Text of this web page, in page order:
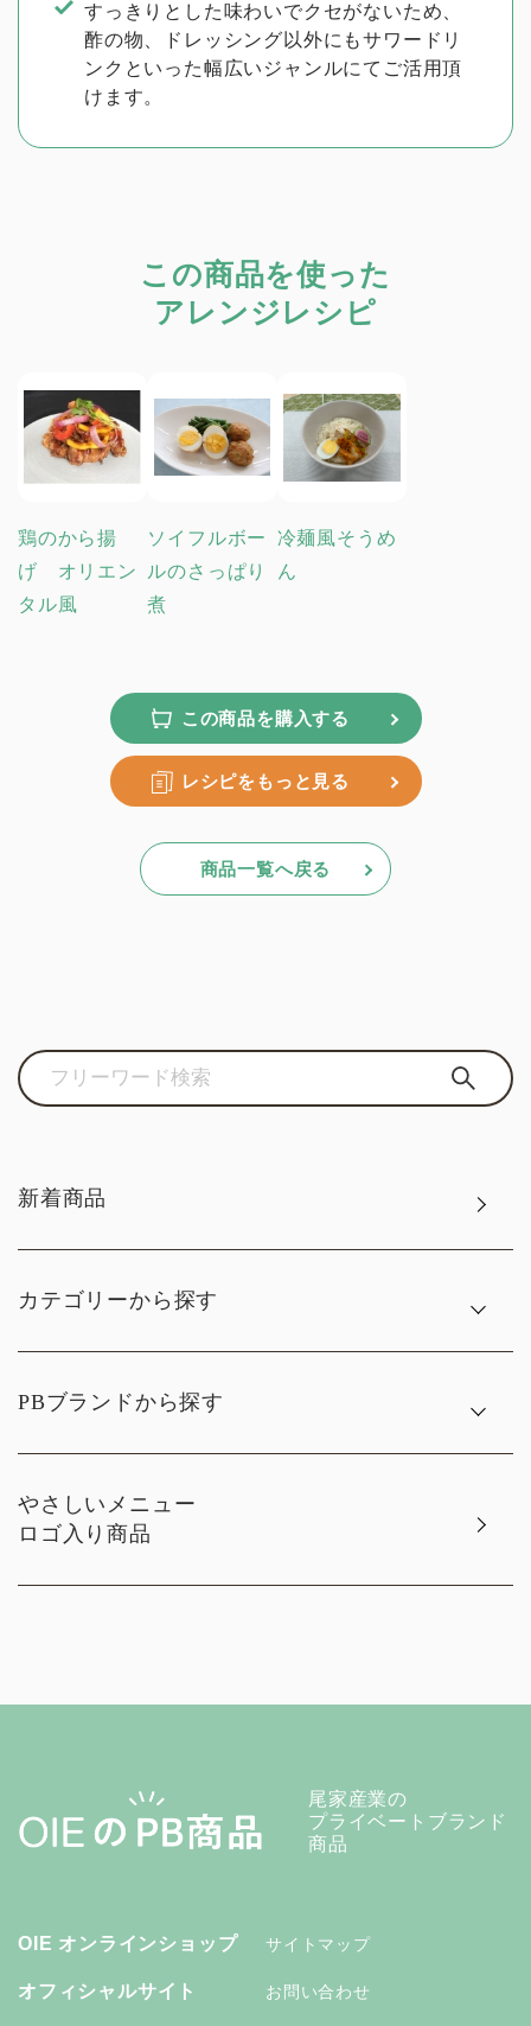
新着商品
カテゴリーから探す
PBブランドから探す
やさしいメニュー
ロゴ入り商品
すっきりとした味わいでクセがないため、
酢の物、ドレッシング以外にもサワードリ
ンクといった幅広いジャンルにてご活用頂
けます。
この商品を使った
アレンジレシピ
鶏のから揚
げ オリエン
タル風
ソイフルボー
ルのさっぱり
煮
冷麺風そうめ
ん
この商品を購入する
レシピをもっと見る
商品一覧へ戻る
尾家産業の
プライベートブランド
商品
OIE オンラインショップ
オフィシャルサイト
サイトマップ
お問い合わせ